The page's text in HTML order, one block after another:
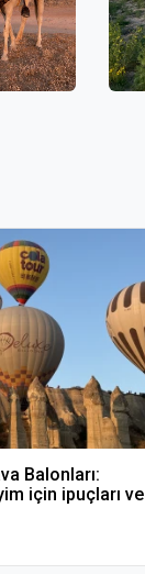
Balonları:
için ipuçları ve